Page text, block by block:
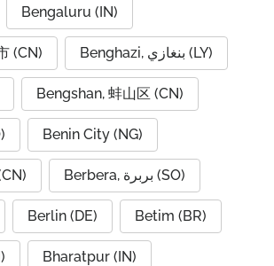
Bengaluru (IN)
(CN) Benghazi, بنغازي (LY)
Bengshan, 蚌山区 (CN)
Benin City (NG)
Berbera, بربرة (SO)
Berlin (DE) Betim (BR)
Bharatpur (IN)